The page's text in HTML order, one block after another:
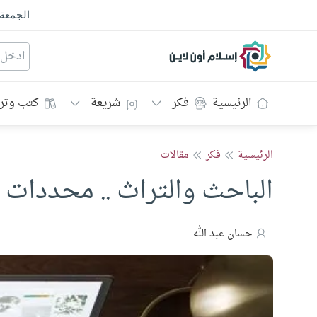
إسلام أون لاين
الرئيسية فكر شريعة كتب
الرئيسية فكر مقالات
الباحث والتراث ..
حسان عبد الله